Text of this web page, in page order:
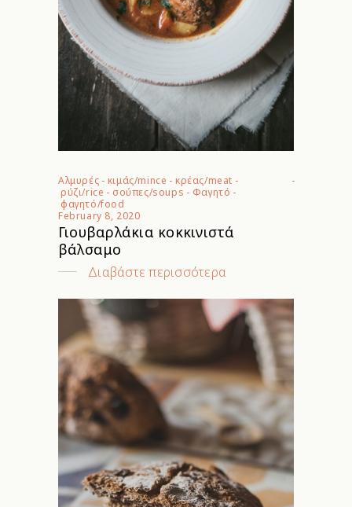
Αλμυρές - κιμάς/mince - κρέας/meat -
ρύζι/rice - σούπες/soups - Φαγητό -
φαγητό/food
February 8, 2020
Γιουβαρλάκια κοκκινιστά
βάλσαμο
Διαβάστε περισσότερα